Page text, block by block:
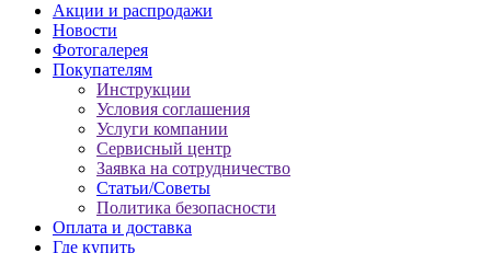
Акции и распродажи
Новости
Фотогалерея
Покупателям
Инструкции
Условия соглашения
Услуги компании
Сервисный центр
Заявка на сотрудничество
Статьи/Советы
Политика безопасности
Оплата и доставка
Где купить